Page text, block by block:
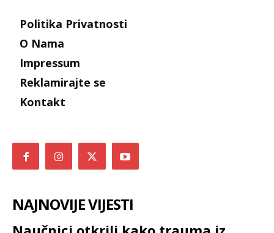
Politika Privatnosti
O Nama
Impressum
Reklamirajte se
Kontakt
NAJNOVIJE VIJESTI